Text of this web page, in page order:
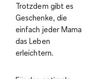
Trotzdem gibt es
Geschenke, die
einfach jeder Mama
das Leben
erleichtern.